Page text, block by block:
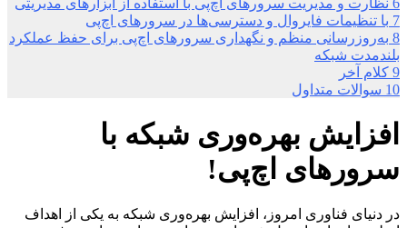
7 با تنظیمات فایروال و دسترسی‌ها در سرورهای اچ‌پی
8 به‌روزرسانی منظم و نگهداری سرورهای اچ‌پی برای حفظ عملکرد
بلندمدت شبکه
9 کلام آخر
10 سوالات متداول
افزایش بهره‌وری شبکه‌ با
سرورهای اچ‌پی!
در دنیای فناوری امروز، افزایش بهره‌وری شبکه به یکی از اهداف